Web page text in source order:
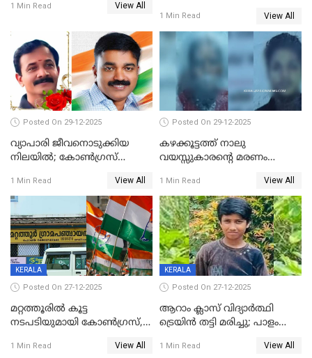
1 Min Read View All
പിഴ
1 Min Read View All
Posted On 29-12-2025
വ്യാപാരി ജീവനൊടുക്കിയ
നിലയില്‍; കോണ്‍ഗ്രസ്
മാനസികപീഡനമെന്ന് കുറിപ്പ്
1 Min Read View All
Posted On 29-12-2025
കഴക്കൂട്ടത്ത് നാലു
വയസ്സുകാരന്റെ മരണം
സുഹൃത്തും പൊലീസ്
കസ്റ്റഡിയിൽ
1 Min Read View All
KERALA
Posted On 27-12-2025
മറ്റത്തൂരിൽ കൂട്ട
നടപടിയുമായി കോണ്‍ഗ്രസ്,
എട്ട് പേര്‍ ഉള്‍പ്പെടെ
1 Min Read View All
KERALA
Posted On 27-12-2025
ആറാം ക്ലാസ് വിദ്യാർത്ഥി
ട്രെയിൻ തട്ടി മരിച്ചു; പാളം
അപകടം മലപ്പുറത്ത്
1 Min Read View All